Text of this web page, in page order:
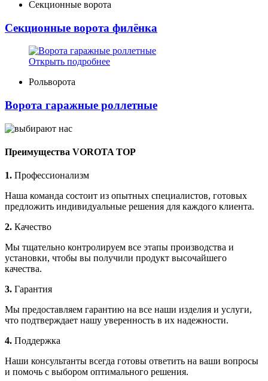
Секционные ворота
Секционные ворота филёнка
Открыть подробнее
Рольворота
Ворота гаражные роллетные
Преимущества VOROTA TOP
1. Профессионализм
Наша команда состоит из опытных специалистов, готовых
предложить индивидуальные решения для каждого клиента.
2. Качество
Мы тщательно контролируем все этапы производства и
установки, чтобы вы получили продукт высочайшего
качества.
3. Гарантия
Мы предоставляем гарантию на все наши изделия и услуги,
что подтверждает нашу уверенность в их надежности.
4. Поддержка
Наши консультанты всегда готовы ответить на ваши вопросы
и помочь с выбором оптимального решения.